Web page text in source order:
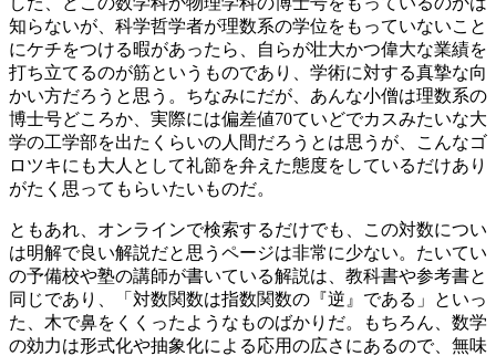
知らないが、科学哲学者が理数系の学位をもっていないこと
にケチをつける暇があったら、自らが壮大かつ偉大な業績を
打ち立てるのが筋というものであり、学術に対する真摯な向
かい方だろうと思う。ちなみにだが、あんな小僧は理数系の
博士号どころか、実際には偏差値70ていどでカスみたいな大
学の工学部を出たくらいの人間だろうとは思うが、こんなゴ
ロツキにも大人として礼節を弁えた態度をしているだけあり
がたく思ってもらいたいものだ。
ともあれ、オンラインで検索するだけでも、この対数につい
は明解で良い解説だと思うページは非常に少ない。たいてい
の予備校や塾の講師が書いている解説は、教科書や参考書と
同じであり、「対数関数は指数関数の『逆』である」といっ
た、木で鼻をくくったようなものばかりだ。もちろん、数学
の効力は形式化や抽象化による応用の広さにあるので、無味